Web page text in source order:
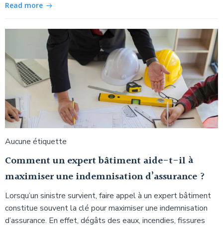
Read more
Aucune étiquette
Comment un expert bâtiment aide-t-il à
maximiser une indemnisation d’assurance ?
Lorsqu’un sinistre survient, faire appel à un expert bâtiment
constitue souvent la clé pour maximiser une indemnisation
d’assurance. En effet, dégâts des eaux, incendies, fissures